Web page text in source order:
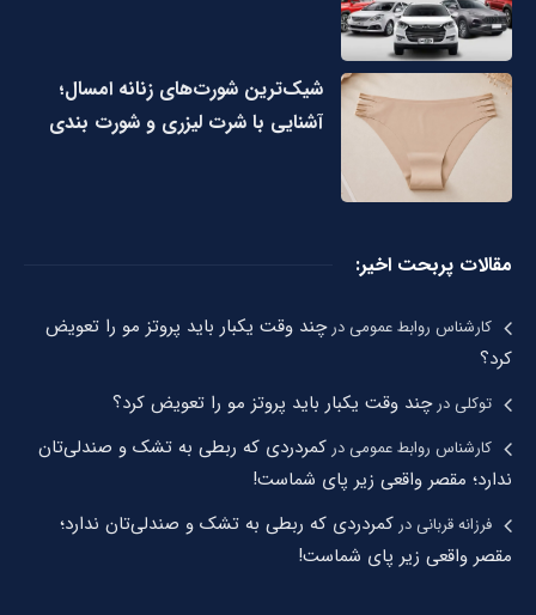
شیک‌ترین شورت‌های زنانه امسال؛
آشنایی با شرت لیزری و شورت بندی
مقالات پربحت اخیر:
کارشناس روابط عمومیدرچند وقت یکبار باید پروتز مو را تعویض
کرد؟
توکلیدرچند وقت یکبار باید پروتز مو را تعویض کرد؟
کارشناس روابط عمومیدر کمردردی که ربطی به تشک و صندلی‌تان
ندارد؛ مقصر واقعی زیر پای شماست!
فرزانه قربانیدر کمردردی که ربطی به تشک و صندلی‌تان ندارد؛
مقصر واقعی زیر پای شماست!